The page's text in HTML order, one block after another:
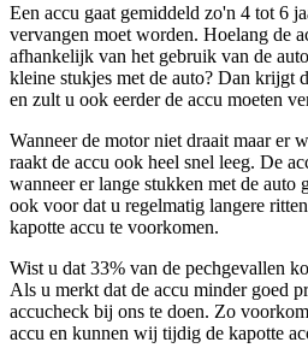
Een accu gaat gemiddeld zo'n 4 tot 6
vervangen moet worden. Hoelang de
afhankelijk van het gebruik van de
kleine stukjes met de auto? Dan krijgt
en zult u ook eerder de accu moeten
Wanneer de motor niet draait maar er
raakt de accu ook heel snel leeg. De
wanneer er lange stukken met de auto
ook voor dat u regelmatig langere
kapotte accu te voorkomen.
Wist u dat 33% van de pechgevallen
Als u merkt dat de accu minder goed
accucheck bij ons te doen. Zo
accu en kunnen wij tijdig de kapotte